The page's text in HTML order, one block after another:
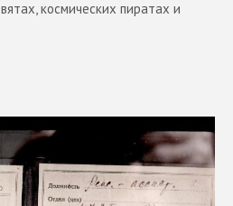
космических пиратах и